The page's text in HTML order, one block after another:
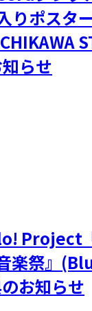
りポスタ
らせ
Project
楽祭』
お知らせ